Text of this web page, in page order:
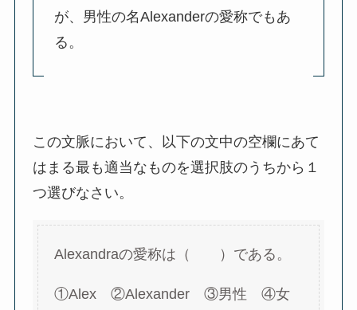
が、男性の名Alexanderの愛称でもあ
る。
この文脈において、以下の文中の空欄にあて
はまる最も適当なものを選択肢のうちから１
つ選びなさい。
Alexandraの愛称は（ ）である。
①Alex ②Alexander ③男性 ④女